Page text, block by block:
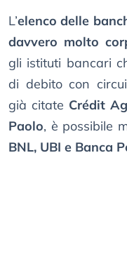
L’elenco delle
davvero molto
gli istituti bancari
di debito con
già citate Crédit
Paolo, è possibile
BNL, UBI e Banca